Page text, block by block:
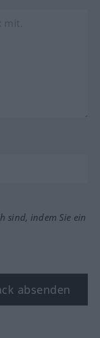
sind, indem Sie ein
absenden